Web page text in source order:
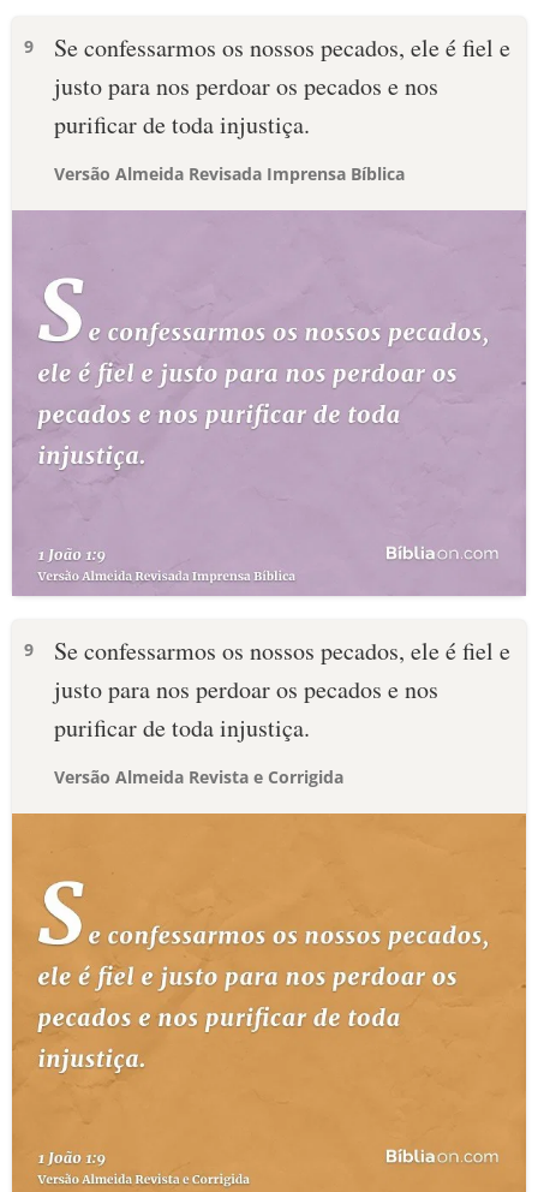
9
Se confessarmos os nossos pecados, ele é fiel e
justo para nos perdoar os pecados e nos
purificar de toda injustiça.
Versão Almeida Revisada Imprensa Bíblica
9
Se confessarmos os nossos pecados, ele é fiel e
justo para nos perdoar os pecados e nos
purificar de toda injustiça.
Versão Almeida Revista e Corrigida